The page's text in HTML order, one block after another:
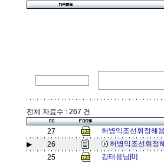
전체 자료수 : 267 건
27
허병익조선휘정해
▶
26
허병익조선휘정
25
김태용님[0]